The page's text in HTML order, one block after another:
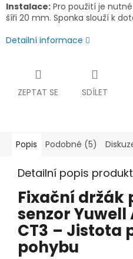
Instalace: Pro použití je
šíři 20 mm. Sponka slouží k
Detailní informace
ZEPTAT SE SDÍLET
Popis Podobné (5)
Detailní popis
Fixační držák
senzor
CT3 – Jistota
pohybu